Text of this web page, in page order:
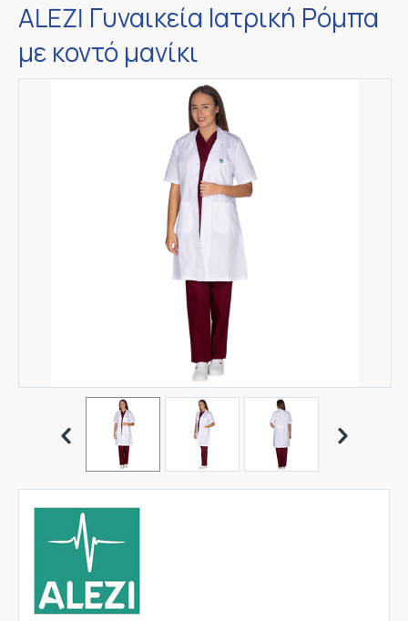
ALEZI Γυναικεία Ιατρική Ρόμπα
με κοντό μανίκι